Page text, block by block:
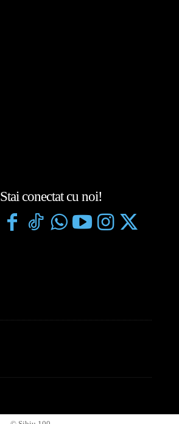
Stai conectat cu noi!